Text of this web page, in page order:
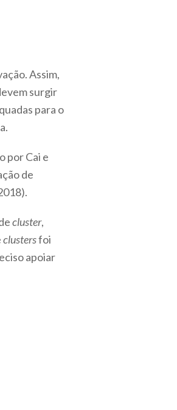
Assim,
surgir
para o
por Cai e
de
cluster,
clustersfoi
apoiar